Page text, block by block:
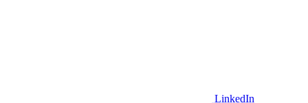
LinkedIn